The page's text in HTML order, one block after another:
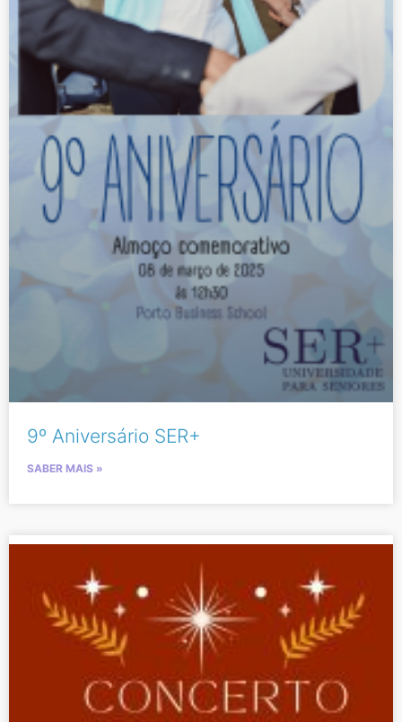
9º Aniversário SER+
SABER MAIS »